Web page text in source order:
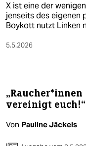
X ist eine der
jenseits des eigenen
Boykott nutzt Linken
5.5.2026
vereinigt euch!“
Von Pauline Jäckels